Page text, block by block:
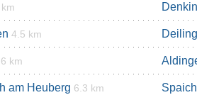
4.5 km
km
am Heuberg 6.3 km